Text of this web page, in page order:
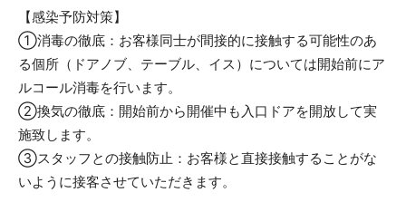
【感染予防対策】
①消毒の徹底：お客様同士が間接的に接触する可能性のあ
る個所（ドアノブ、テーブル、イス）については開始前にア
ルコール消毒を行います。
②換気の徹底：開始前から開催中も入口ドアを開放して実
施致します。
③スタッフとの接触防止：お客様と直接接触することがな
いように接客させていただきます。